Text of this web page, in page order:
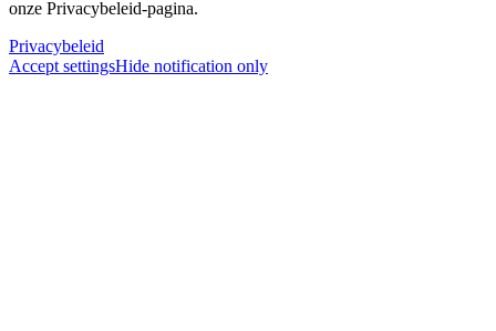
onze Privacybeleid-pagina.
Privacybeleid
Accept settingsHide notification only